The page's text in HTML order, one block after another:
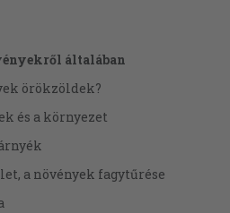
általában
örökzöldek?
és a környezet
a növények fagytűrése